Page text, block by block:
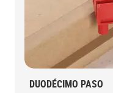
DUODÉCIMO PASO